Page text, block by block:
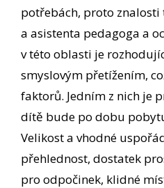
potřebách, proto
a asistenta pedagoga a
v této oblasti je
smyslovým přetížením,
faktorů. Jedním z nich je
dítě bude po dobu
Velikost a vhodné
přehlednost, dostatek
pro odpočinek, klidné